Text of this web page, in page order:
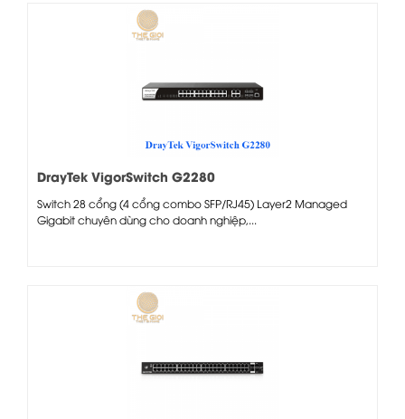
DrayTek VigorSwitch G2280
Switch 28 cổng (4 cổng combo SFP/RJ45) Layer2 Managed
Gigabit chuyên dùng cho doanh nghiệp,...